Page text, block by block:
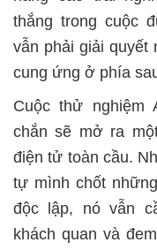
thắng trong cuộc
vẫn phải giải quyết
cung ứng ở phía
Cuộc thử nghiệm
chắn sẽ mở ra
điện tử toàn cầu.
tự mình chốt
độc lập, nó vẫn
khách quan và